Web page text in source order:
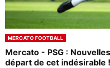
MERCATO FOOTBALL
Mercato - PSG :
départ de cet indésirable !